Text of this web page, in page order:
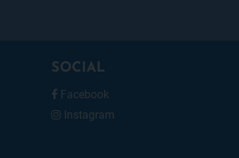
SOCIAL
Facebook
Instagram